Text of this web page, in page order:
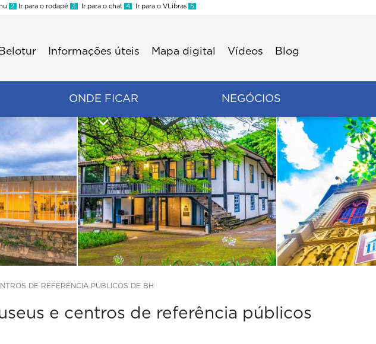
2 Ir para o rodapé 3 Ir para o chat 4 Ir para o VLibras 5
Informações úteis Mapa digital Vídeos Blog
ONDE FICAR NEGÓCIOS
DE REFERÊNCIA PÚBLICOS DE BH
e centros de referência públicos